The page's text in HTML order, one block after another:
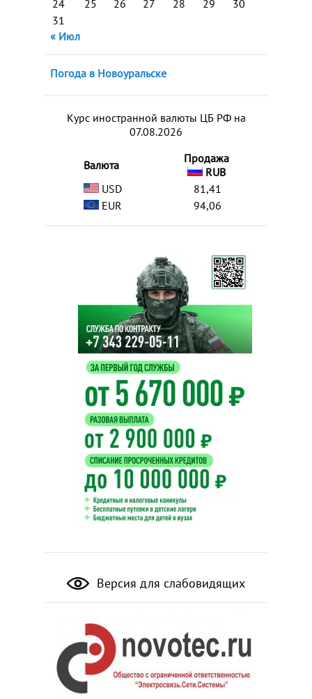
24 25 26 27 28 29
30
31
« Июл
Погода в Новоуральске
Курс иностранной валюты ЦБ РФ на
07.08.2026
Валюта
Продажа
RUB
USD
81,41
EUR
94,06
Версия для слабовидящих